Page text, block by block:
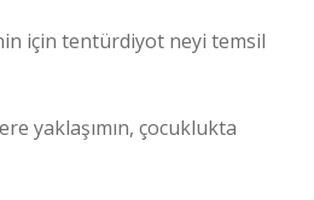
için tentürdiyot neyi temsil
yaklaşımın, çocuklukta